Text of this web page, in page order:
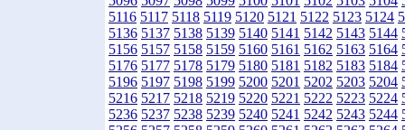
5116 5117 5118 5119 5120 5121 5122 5123 5124
5136 5137 5138 5139 5140 5141 5142 5143 5144
5156 5157 5158 5159 5160 5161 5162 5163 5164
5176 5177 5178 5179 5180 5181 5182 5183 5184
5196 5197 5198 5199 5200 5201 5202 5203 5204
5216 5217 5218 5219 5220 5221 5222 5223 5224
5236 5237 5238 5239 5240 5241 5242 5243 5244